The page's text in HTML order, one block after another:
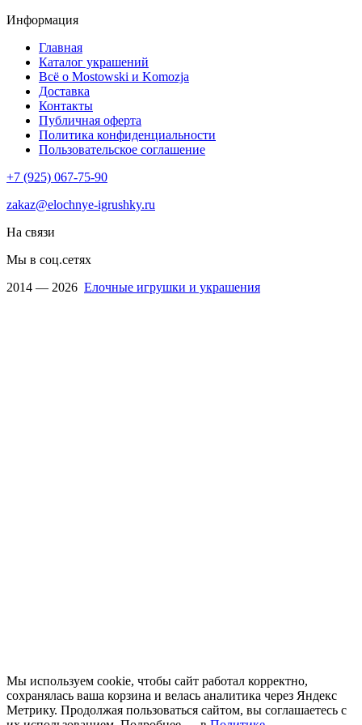
Информация
Главная
Каталог украшений
Всё о Mostowski и Komozja
Доставка
Контакты
Публичная оферта
Политика конфиденциальности
Пользовательское соглашение
+7 (925) 067-75-90
zakaz@elochnye-igrushky.ru
На связи
Мы в соц.сетях
2014 — 2026 Елочные игрушки и украшения
Мы используем cookie, чтобы сайт работал корректно,
сохранялась ваша корзина и велась аналитика через Яндекс
Метрику. Продолжая пользоваться сайтом, вы соглашаетесь с